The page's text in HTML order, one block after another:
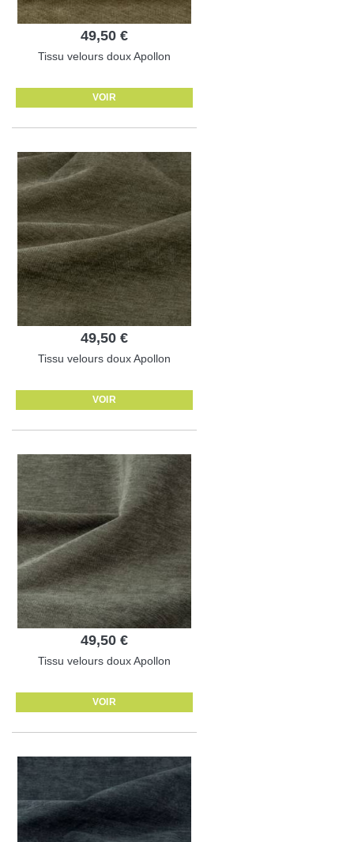
49,50 €
Tissu velours doux Apollon
VOIR
49,50 €
Tissu velours doux Apollon
VOIR
49,50 €
Tissu velours doux Apollon
VOIR